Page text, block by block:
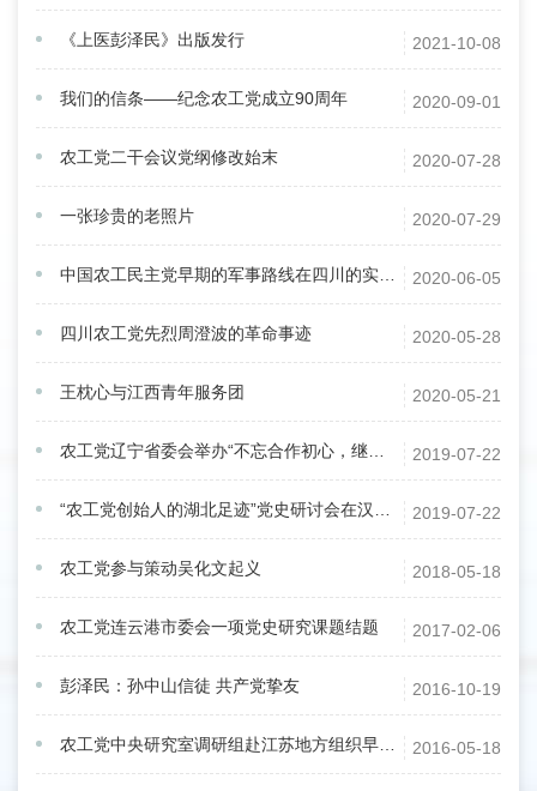
2021-10-08
《上医彭泽民》出版发行
2020-09-01
我们的信条——纪念农工党成立90周年
2020-07-28
农工党二干会议党纲修改始末
2020-07-29
一张珍贵的老照片
2020-06-05
中国农工民主党早期的军事路线在四川的实践研究
2020-05-28
四川农工党先烈周澄波的革命事迹
2020-05-21
王枕心与江西青年服务团
2019-07-22
农工党辽宁省委会举办“不忘合作初心，继续携手前进”主题教育党史报告会
2019-07-22
“农工党创始人的湖北足迹”党史研讨会在汉召开
2018-05-18
农工党参与策动吴化文起义
2017-02-06
农工党连云港市委会一项党史研究课题结题
2016-10-19
彭泽民：孙中山信徒 共产党挚友
2016-05-18
农工党中央研究室调研组赴江苏地方组织早期革命活动旧址调研